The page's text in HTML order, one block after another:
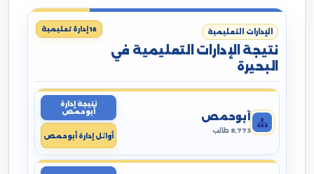
الإدارات التعليمية
نتيجة الإدارات التعليمية في
البحيرة
18 إدارة تعليمية
أبوحمص
8,773 طالب
نتيجة إدارة
أبوحمص
أوائل إدارة أبوحمص